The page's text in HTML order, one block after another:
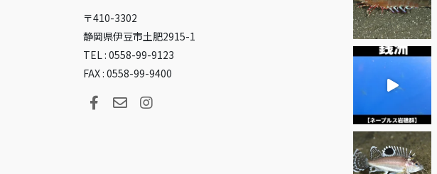
〒410-3302
静岡県伊豆市土肥2915-1
TEL : 0558-99-9123
FAX : 0558-99-9400